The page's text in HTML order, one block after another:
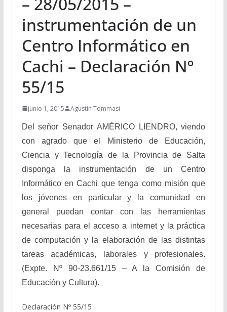
instrumentación de un
Centro Informático en
Cachi – Declaración Nº
55/15
junio 1, 2015 Agustin Tommasi
Del señor Senador AMÉRICO LIENDRO, viendo
con agrado que el Ministerio de Educación,
Ciencia y Tecnología de la Provincia de Salta
disponga la instrumentación de un Centro
Informático en Cachi que tenga como misión que
los jóvenes en particular y la comunidad en
general puedan contar con las herramientas
necesarias para el acceso a internet y la práctica
de computación y la elaboración de las distintas
tareas académicas, laborales y profesionales.
(Expte. Nº 90-23.661/15 – A la Comisión de
Educación y Cultura).
Declaración Nº 55/15